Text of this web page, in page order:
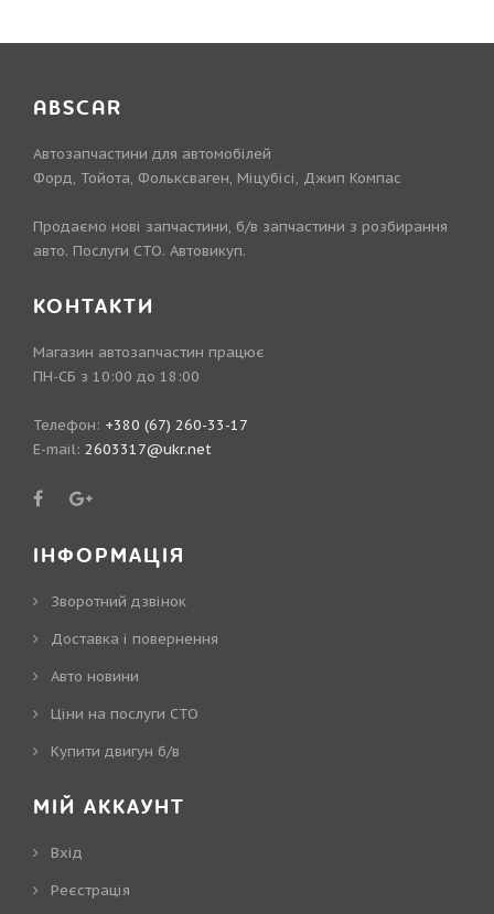
ABSCAR
Автозапчастини для автомобілей
Форд, Тойота, Фольксваген, Міцубісі, Джип Компас
Продаємо нові запчастини, б/в запчастини з розбирання
авто. Послуги СТО. Автовикуп.
КОНТАКТИ
Магазин автозапчастин працює
ПН-СБ з 10:00 до 18:00
Телефон: +380 (67) 260-33-17
E-mail: 2603317@ukr.net
ІНФОРМАЦІЯ
Зворотний дзвінок
Доставка і повернення
Авто новини
Ціни на послуги СТО
Купити двигун б/в
МІЙ АККАУНТ
Вхід
Реєстрація